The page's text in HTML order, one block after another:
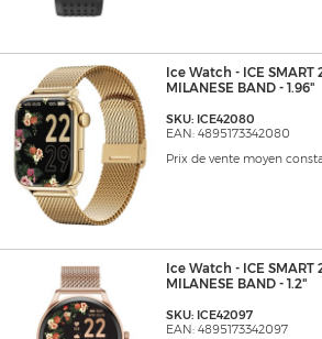
Ice Watch - ICE SMART
MILANESE BAND - 1.96"
SKU: ICE42080
EAN: 4895173342080
Prix de vente moyen
Ice Watch - ICE SMART
MILANESE BAND - 1.2"
SKU: ICE42097
EAN: 4895173342097